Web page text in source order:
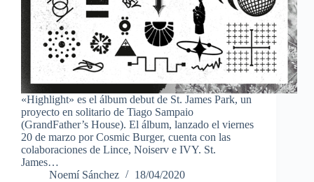
«Highlight» es el álbum debut de St. James Park, un
proyecto en solitario de Tiago Sampaio
(GrandFather’s House). El álbum, lanzado el viernes
20 de marzo por Cosmic Burger, cuenta con las
colaboraciones de Lince, Noiserv e IVY. St.
James…
Noemí Sánchez
18/04/2020